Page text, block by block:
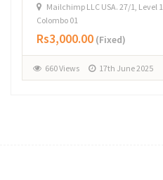
Mailchimp LLC USA. 27/1, Level
Colombo 01
Rs3,000.00 (Fixed)
660 Views 17th June 2025